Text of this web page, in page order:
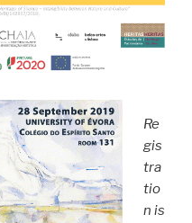
Re
gis
tra
tio
n is